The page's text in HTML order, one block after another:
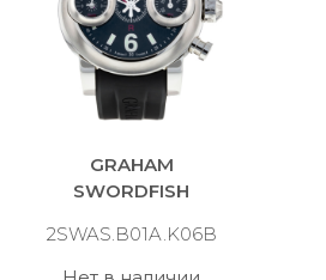
GRAHAM
SWORDFISH
2SWAS.B01A.K06B